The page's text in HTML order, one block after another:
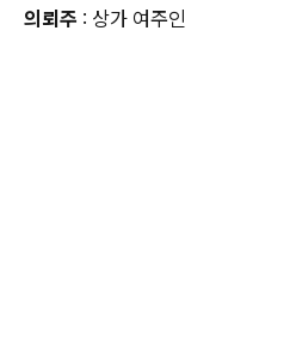
의뢰주 : 상가 여주인